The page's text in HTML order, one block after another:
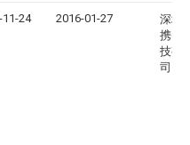
11-24 2016-01-27
深圳
携电
技有
司